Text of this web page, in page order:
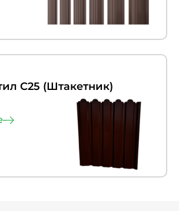
С25 (Штакетник)